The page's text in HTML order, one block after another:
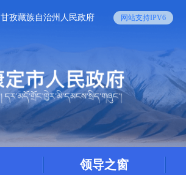
甘孜藏族自治州人民政府 网站支持IPV6
领导之窗